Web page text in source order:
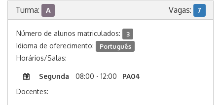
Turma: A Vagas: 7
Número de alunos matriculados: 3
Idioma de oferecimento: Português
Horários/Salas:
Segunda 08:00 - 12:00
PA04
Docentes: